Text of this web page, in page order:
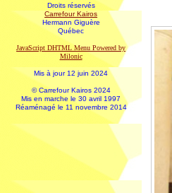
Droits réservés
Carrefour Kairos
Hermann Giguère
Québec
JavaScript DHTML Menu Powered by
Milonic
Mis à jour 12 juin 2024
© Carrefour Kairos 2024
Mis en marche le 30 avril 1997
Réaménagé le 11 novembre 2014